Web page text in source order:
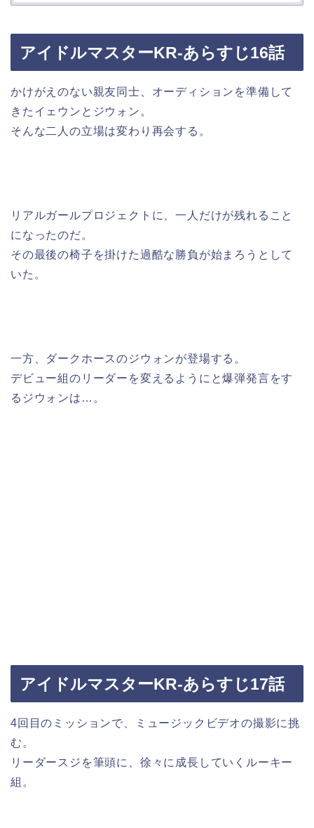
アイドルマスターKR-あらすじ16話
かけがえのない親友同士、オーディションを準備して
きたイェウンとジウォン。
そんな二人の立場は変わり再会する。
リアルガールプロジェクトに、一人だけが残れること
になったのだ。
その最後の椅子を掛けた過酷な勝負が始まろうとして
いた。
一方、ダークホースのジウォンが登場する。
デビュー組のリーダーを変えるようにと爆弾発言をす
るジウォンは…。
アイドルマスターKR-あらすじ17話
4回目のミッションで、ミュージックビデオの撮影に挑
む。
リーダースジを筆頭に、徐々に成長していくルーキー
組。